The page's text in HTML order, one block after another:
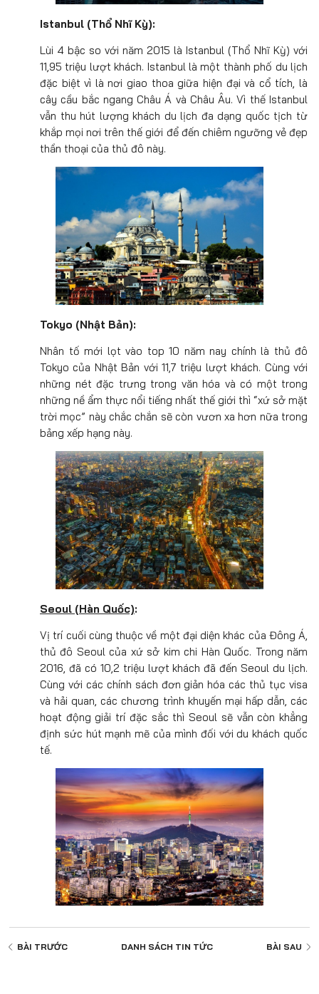
Istanbul (Thổ Nhĩ Kỳ):
Lùi 4 bậc so với năm 2015 là Istanbul (Thổ Nhĩ Kỳ) với
11,95 triệu lượt khách. Istanbul là một thành phố du lịch
đặc biệt vì là nơi giao thoa giữa hiện đại và cổ tích, là
cây cầu bắc ngang Châu Á và Châu Âu. Vì thế Istanbul
vẫn thu hút lượng khách du lịch đa dạng quốc tịch từ
khắp mọi nơi trên thế giới để đến chiêm ngưỡng vẻ đẹp
thần thoại của thủ đô này.
Tokyo (Nhật Bản):
Nhân tố mới lọt vào top 10 năm nay chính là thủ đô
Tokyo của Nhật Bản với 11,7 triệu lượt khách. Cùng với
những nét đặc trưng trong văn hóa và có một trong
những nề ẩm thực nổi tiếng nhất thế giới thì “xứ sở mặt
trời mọc” này chắc chắn sẽ còn vươn xa hơn nữa trong
bảng xếp hạng này.
Seoul (Hàn Quốc):
Vị trí cuối cùng thuộc về một đại diện khác của Đông Á,
thủ đô Seoul của xứ sở kim chi Hàn Quốc. Trong năm
2016, đã có 10,2 triệu lượt khách đã đến Seoul du lịch.
Cùng với các chính sách đơn giản hóa các thủ tục visa
và hải quan, các chương trình khuyến mại hấp dẫn, các
hoạt động giải trí đặc sắc thì Seoul sẽ vẫn còn khẳng
định sức hút mạnh mẽ của mình đối với du khách quốc
tế.
BÀI TRƯỚC DANH SÁCH TIN TỨC BÀI SAU